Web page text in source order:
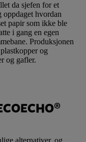
da sjefen for et
hvordan
papir som ikke ble
i gang en egen
Produksjonen
og
og gafler.
alternativer, og